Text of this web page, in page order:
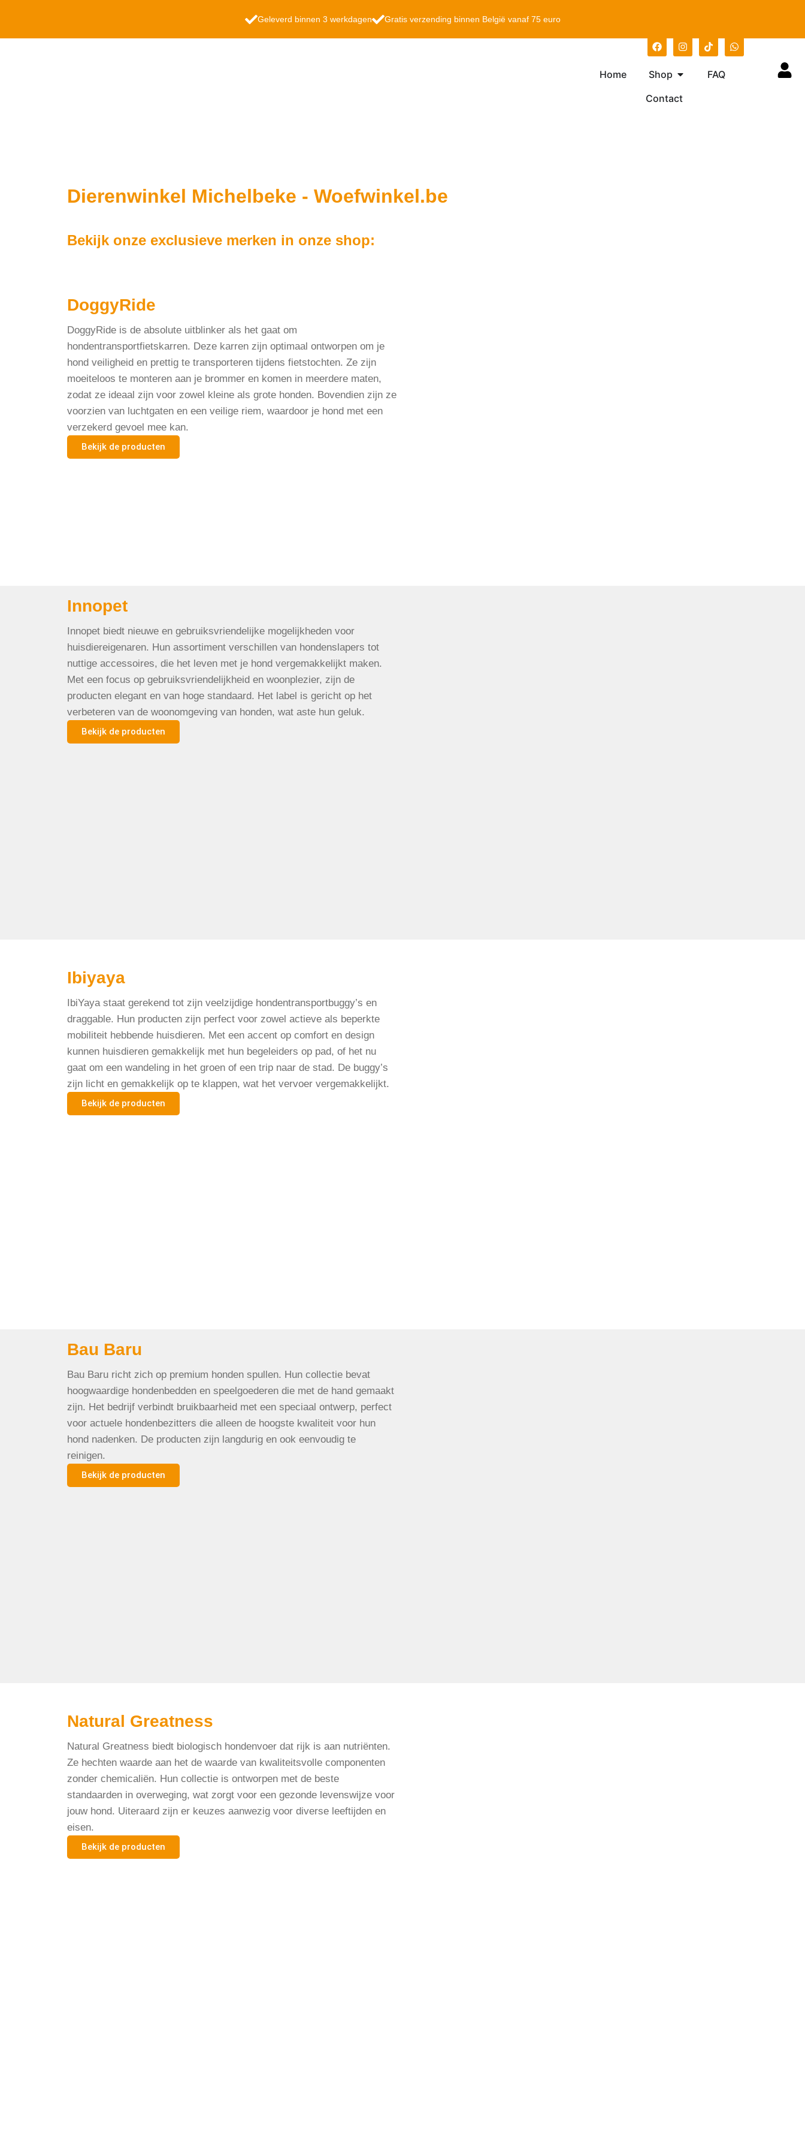
Geleverd binnen 3 werkdagen Gratis verzending binnen België vanaf 75 euro
Home Shop
FAQ
Contact
Dierenwinkel Michelbeke - Woefwinkel.be
Bekijk onze exclusieve merken in onze shop:
DoggyRide
DoggyRide is de absolute uitblinker als het gaat om
hondentransportfietskarren. Deze karren zijn optimaal ontworpen om je
hond veiligheid en prettig te transporteren tijdens fietstochten. Ze zijn
moeiteloos te monteren aan je brommer en komen in meerdere maten,
zodat ze ideaal zijn voor zowel kleine als grote honden. Bovendien zijn ze
voorzien van luchtgaten en een veilige riem, waardoor je hond met een
verzekerd gevoel mee kan.
Bekijk de producten
Innopet
Innopet biedt nieuwe en gebruiksvriendelijke mogelijkheden voor
huisdiereigenaren. Hun assortiment verschillen van hondenslapers tot
nuttige accessoires, die het leven met je hond vergemakkelijkt maken.
Met een focus op gebruiksvriendelijkheid en woonplezier, zijn de
producten elegant en van hoge standaard. Het label is gericht op het
verbeteren van de woonomgeving van honden, wat aste hun geluk.
Bekijk de producten
Ibiyaya
IbiYaya staat gerekend tot zijn veelzijdige hondentransportbuggy’s en
draggable. Hun producten zijn perfect voor zowel actieve als beperkte
mobiliteit hebbende huisdieren. Met een accent op comfort en design
kunnen huisdieren gemakkelijk met hun begeleiders op pad, of het nu
gaat om een wandeling in het groen of een trip naar de stad. De buggy’s
zijn licht en gemakkelijk op te klappen, wat het vervoer vergemakkelijkt.
Bekijk de producten
Bau Baru
Bau Baru richt zich op premium honden spullen. Hun collectie bevat
hoogwaardige hondenbedden en speelgoederen die met de hand gemaakt
zijn. Het bedrijf verbindt bruikbaarheid met een speciaal ontwerp, perfect
voor actuele hondenbezitters die alleen de hoogste kwaliteit voor hun
hond nadenken. De producten zijn langdurig en ook eenvoudig te
reinigen.
Bekijk de producten
Natural Greatness
Natural Greatness biedt biologisch hondenvoer dat rijk is aan nutriënten.
Ze hechten waarde aan het de waarde van kwaliteitsvolle componenten
zonder chemicaliën. Hun collectie is ontworpen met de beste
standaarden in overweging, wat zorgt voor een gezonde levenswijze voor
jouw hond. Uiteraard zijn er keuzes aanwezig voor diverse leeftijden en
eisen.
Bekijk de producten